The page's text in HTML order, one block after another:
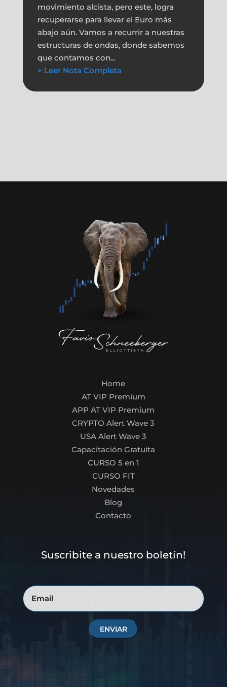
movimiento alcista, pero este, logra
recuperarse para llevar el Euro más
abajo aún. Vamos a recurrir a nuestras
estructuras de ondas, donde sabemos
que contamos con...
> Leer Nota Completa
Home
AT VIP Premium
APP AT VIP Premium
CRYPTO Alert Wave 3
USA Alert Wave 3
Capacitación Gratuita
CURSO 5 en 1
CURSO FIT
Novedades
Blog
Contacto
Suscribite a nuestro boletín!